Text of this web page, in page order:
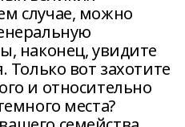
случае, можно
наконец, увидите
Только вот захотите
и относительно
места?